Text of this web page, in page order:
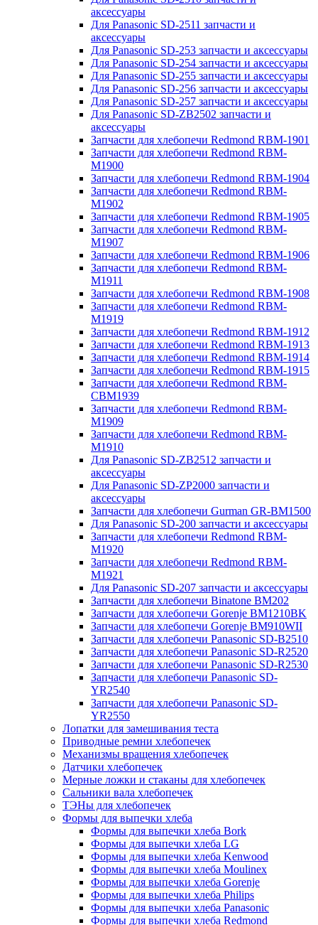
аксессуары
Для Panasonic SD-2511 запчасти и
аксессуары
Для Panasonic SD-253 запчасти и аксессуары
Для Panasonic SD-254 запчасти и аксессуары
Для Panasonic SD-255 запчасти и аксессуары
Для Panasonic SD-256 запчасти и аксессуары
Для Panasonic SD-257 запчасти и аксессуары
Для Panasonic SD-ZB2502 запчасти и
аксессуары
Запчасти для хлебопечи Redmond RBM-1901
Запчасти для хлебопечи Redmond RBM-
M1900
Запчасти для хлебопечи Redmond RBM-1904
Запчасти для хлебопечи Redmond RBM-
M1902
Запчасти для хлебопечи Redmond RBM-1905
Запчасти для хлебопечи Redmond RBM-
M1907
Запчасти для хлебопечи Redmond RBM-1906
Запчасти для хлебопечи Redmond RBM-
M1911
Запчасти для хлебопечи Redmond RBM-1908
Запчасти для хлебопечи Redmond RBM-
M1919
Запчасти для хлебопечи Redmond RBM-1912
Запчасти для хлебопечи Redmond RBM-1913
Запчасти для хлебопечи Redmond RBM-1914
Запчасти для хлебопечи Redmond RBM-1915
Запчасти для хлебопечи Redmond RBM-
CBM1939
Запчасти для хлебопечи Redmond RBM-
M1909
Запчасти для хлебопечи Redmond RBM-
M1910
Для Panasonic SD-ZB2512 запчасти и
аксессуары
Для Panasonic SD-ZP2000 запчасти и
аксессуары
Запчасти для хлебопечи Gurman GR-BM1500
Для Panasonic SD-200 запчасти и аксессуары
Запчасти для хлебопечи Redmond RBM-
M1920
Запчасти для хлебопечи Redmond RBM-
M1921
Для Panasonic SD-207 запчасти и аксессуары
Запчасти для хлебопечи Binatone BM202
Запчасти для хлебопечи Gorenje BM1210BK
Запчасти для хлебопечи Gorenje BM910WII
Запчасти для хлебопечи Panasonic SD-B2510
Запчасти для хлебопечи Panasonic SD-R2520
Запчасти для хлебопечи Panasonic SD-R2530
Запчасти для хлебопечи Panasonic SD-
YR2540
Запчасти для хлебопечи Panasonic SD-
YR2550
Лопатки для замешивания теста
Приводные ремни хлебопечек
Механизмы вращения хлебопечек
Датчики хлебопечек
Мерные ложки и стаканы для хлебопечек
Сальники вала хлебопечек
ТЭНы для хлебопечек
Формы для выпечки хлеба
Формы для выпечки хлеба Bork
Формы для выпечки хлеба LG
Формы для выпечки хлеба Kenwood
Формы для выпечки хлеба Moulinex
Формы для выпечки хлеба Gorenje
Формы для выпечки хлеба Philips
Формы для выпечки хлеба Panasonic
Формы для выпечки хлеба Redmond